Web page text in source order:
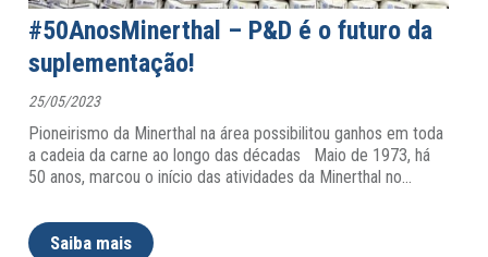
#50AnosMinerthal – P&D é o futuro da
suplementação!
25/05/2023
Pioneirismo da Minerthal na área possibilitou ganhos em toda
a cadeia da carne ao longo das décadas Maio de 1973, há
50 anos, marcou o início das atividades da Minerthal no…
Saiba mais